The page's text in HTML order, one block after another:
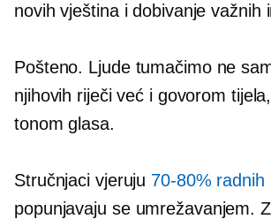
novih vještina i dobivanje važnih
Pošteno. Ljude tumačimo ne
njihovih riječi već i govorom
tonom glasa.
Stručnjaci vjeruju 70-80% radnih
popunjavaju se umrežavanjem.